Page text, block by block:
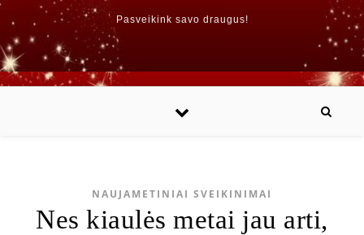
Pasveikink savo draugus!
NAUJAMETINIAI SVEIKINIMAI
Nes kiaulės metai jau arti,